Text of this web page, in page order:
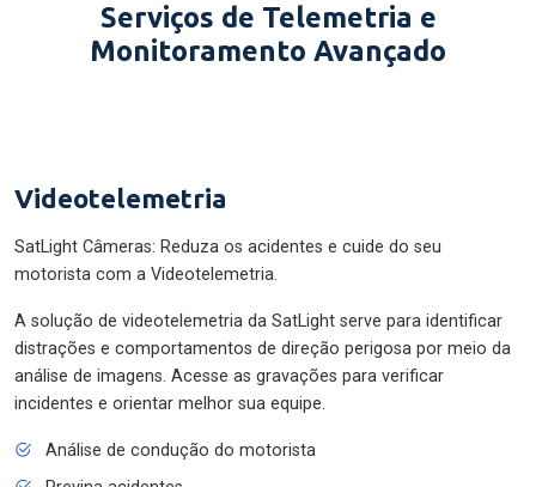
Serviços de Telemetria e
Monitoramento Avançado
Videotelemetria
SatLight Câmeras: Reduza os acidentes e cuide do seu
motorista com a Videotelemetria.
A solução de videotelemetria da SatLight serve para identificar
distrações e comportamentos de direção perigosa por meio da
análise de imagens. Acesse as gravações para verificar
incidentes e orientar melhor sua equipe.
Análise de condução do motorista